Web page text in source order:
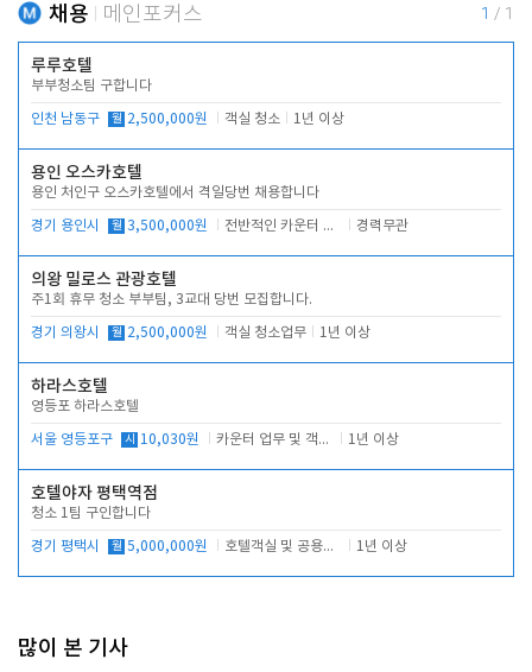
채용 메인포커스 1 / 1
루루호텔
부부청소팀 구합니다
인천 남동구 월 2,500,000원 객실 청소 1년 이상
용인 오스카호텔
용인 처인구 오스카호텔에서 격일당번 채용합니다
경기 용인시 월 3,500,000원 전반적인 카운터 업무 경력무관
의왕 밀로스 관광호텔
주1회 휴무 청소 부부팀, 3교대 당번 모집합니다.
경기 의왕시 월 2,500,000원 객실 청소업무 1년 이상
하라스호텔
영등포 하라스호텔
서울 영등포구 시 10,030원 카운터 업무 및 객실관리(청소상태 확인, 객실판매) 1년 이상
호텔야자 평택역점
청소 1팀 구인합니다
경기 평택시 월 5,000,000원 호텔객실 및 공용시설 청소 관리 1년 이상
많이 본 기사